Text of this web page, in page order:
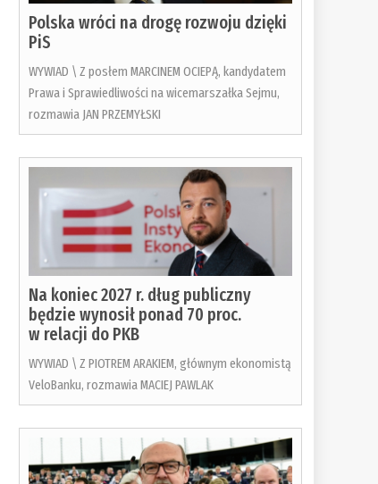
Polska wróci na drogę rozwoju dzięki
PiS
WYWIAD \ Z posłem MARCINEM OCIEPĄ, kandydatem
Prawa i Sprawiedliwości na wicemarszałka Sejmu,
rozmawia JAN PRZEMYŁSKI
Na koniec 2027 r. dług publiczny
będzie wynosił ponad 70 proc.
w relacji do PKB
WYWIAD \ Z PIOTREM ARAKIEM, głównym ekonomistą
VeloBanku, rozmawia MACIEJ PAWLAK